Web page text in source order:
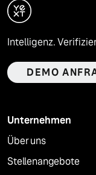
Intelligenz.
DEMO
Unternehmen
Über uns
Stellenangebote